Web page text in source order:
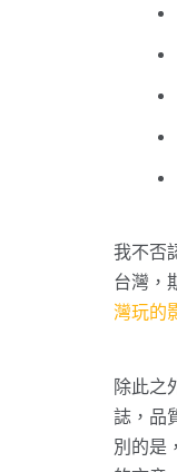
我不否
台灣，
灣玩的
除此之
誌，品
別的是